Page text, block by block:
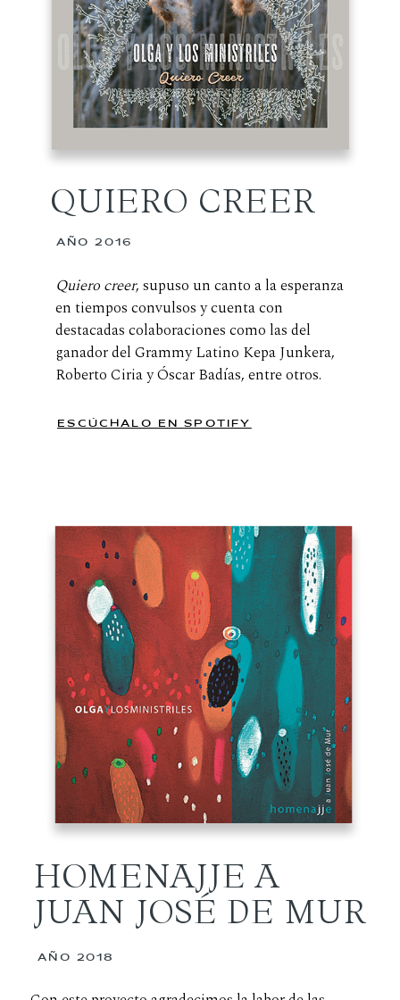
QUIERO CREER
AÑO 2016
Quiero creer, supuso un canto a la esperanza
en tiempos convulsos y cuenta con
destacadas colaboraciones como las del
ganador del Grammy Latino Kepa Junkera,
Roberto Ciria y Óscar Badías, entre otros.
ESCÚCHALO EN SPOTIFY
HOMENAJJE A
JUAN JOSÉ DE MUR
AÑO 2018